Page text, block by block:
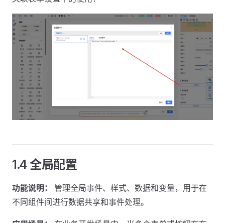
1.4 全局配置
功能说明：
管理全局事件、样式、数据和变量，用于在
不同组件间进行数据共享和事件处理。